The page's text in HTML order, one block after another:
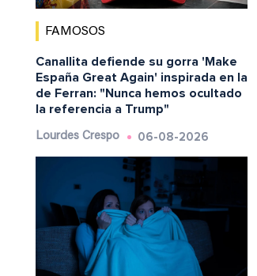
FAMOSOS
Canallita defiende su gorra 'Make
España Great Again' inspirada en la
de Ferran: "Nunca hemos ocultado
la referencia a Trump"
Lourdes Crespo 06-08-2026